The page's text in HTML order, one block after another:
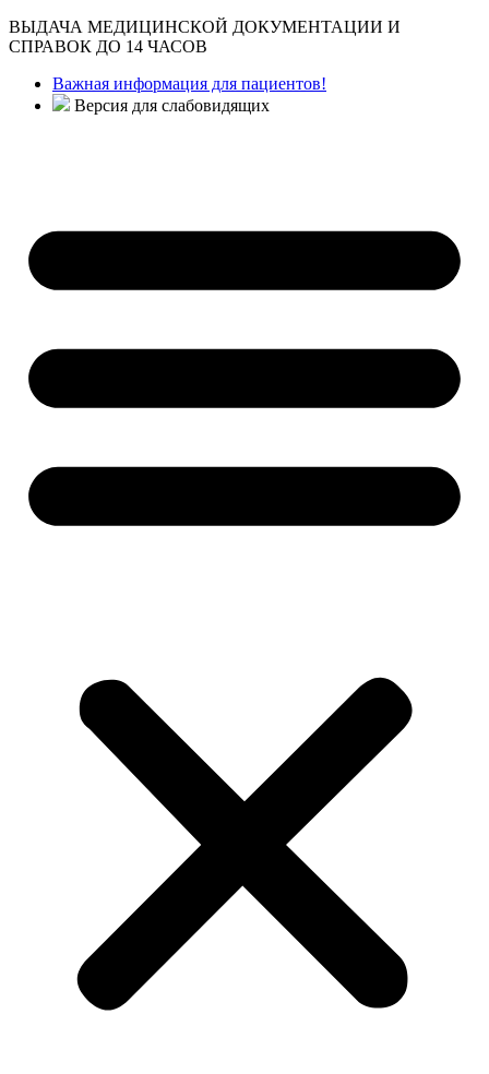
ВЫДАЧА МЕДИЦИНСКОЙ ДОКУМЕНТАЦИИ И
СПРАВОК ДО 14 ЧАСОВ
Важная информация для пациентов!
Версия для слабовидящих